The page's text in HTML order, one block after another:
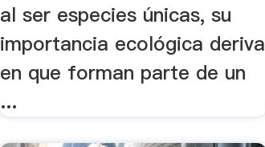
al ser especies únicas, su
importancia ecológica deriva
en que forman parte de un
...